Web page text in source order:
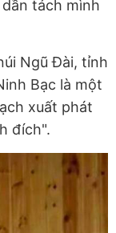
tách mình
Ngũ Đài, tỉnh
Bạc là một
xuất phát
đích".